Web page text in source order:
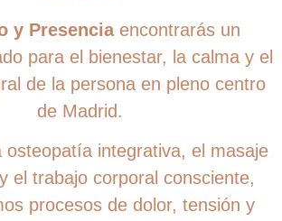
y Presenciaencontrarás un
para el bienestar, la calma y el
de la persona en pleno centro
de Madrid.
osteopatía integrativa, el masaje
el trabajo corporal consciente,
procesos de dolor, tensión y